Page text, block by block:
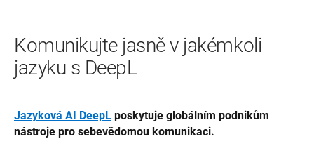
Komunikujte jasně v jakémkoli
jazyku s DeepL
Jazyková AI DeepL poskytuje globálním podnikům
nástroje pro sebevědomou komunikaci.